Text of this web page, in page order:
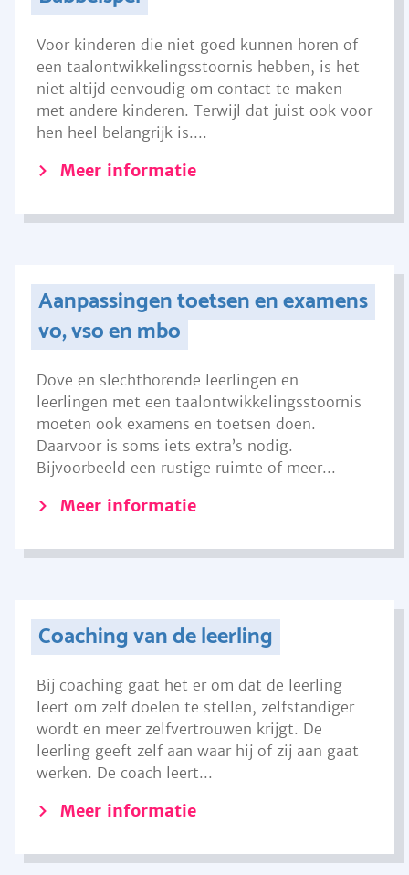
Voor kinderen die niet goed kunnen horen of
een taalontwikkelingsstoornis hebben, is het
niet altijd eenvoudig om contact te maken
met andere kinderen. Terwijl dat juist ook voor
hen heel belangrijk is....
Meer informatie
Aanpassingen toetsen en examens
vo, vso en mbo
Dove en slechthorende leerlingen en
leerlingen met een taalontwikkelingsstoornis
moeten ook examens en toetsen doen.
Daarvoor is soms iets extra’s nodig.
Bijvoorbeeld een rustige ruimte of meer...
Meer informatie
Coaching van de leerling
Bij coaching gaat het er om dat de leerling
leert om zelf doelen te stellen, zelfstandiger
wordt en meer zelfvertrouwen krijgt. De
leerling geeft zelf aan waar hij of zij aan gaat
werken. De coach leert...
Meer informatie